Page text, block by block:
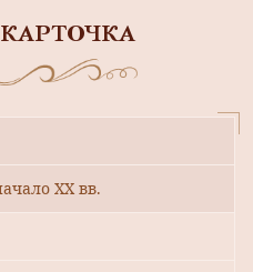
ХХ вв.